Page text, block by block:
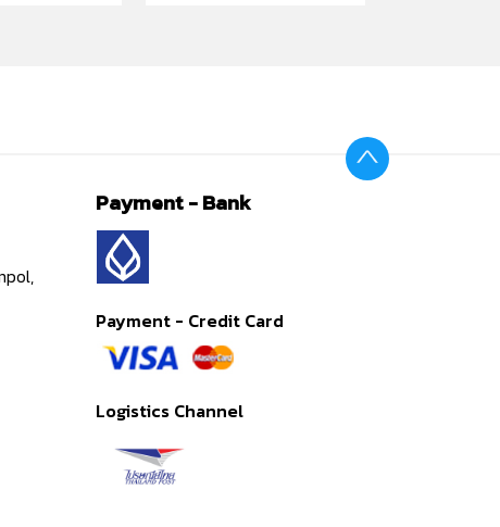
Payment - Bank
Payment - Credit Card
Logistics Channel